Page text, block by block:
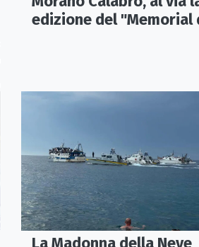
edizione del "Memorial
La Madonna della Neve